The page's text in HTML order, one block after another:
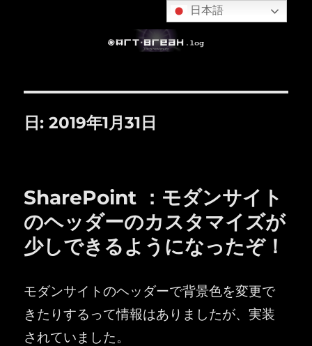
日:2019年1月31日
SharePoint ：モダンサイト
のヘッダーのカスタマイズが
少しできるようになったぞ！
モダンサイトのヘッダーで背景色を変更で
きたりするって情報はありましたが、実装
されていました。
日本語